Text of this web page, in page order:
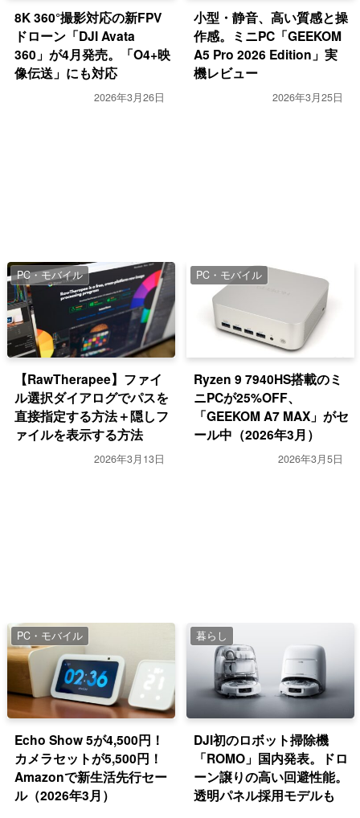
8K 360°撮影対応の新FPV
ドローン「DJI Avata
360」が4月発売。「O4+映
像伝送」にも対応
2026年3月26日
小型・静音、高い質感と操
作感。ミニPC「GEEKOM
A5 Pro 2026 Edition」実
機レビュー
2026年3月25日
PC・モバイル
【RawTherapee】ファイ
ル選択ダイアログでパスを
直接指定する方法＋隠しフ
ァイルを表示する方法
2026年3月13日
PC・モバイル
Ryzen 9 7940HS搭載のミ
ニPCが25%OFF、
「GEEKOM A7 MAX」がセ
ール中（2026年3月）
2026年3月5日
PC・モバイル
Echo Show 5が4,500円！
カメラセットが5,500円！
Amazonで新生活先行セー
ル（2026年3月）
暮らし
DJI初のロボット掃除機
「ROMO」国内発表。ドロ
ーン譲りの高い回避性能。
透明パネル採用モデルも